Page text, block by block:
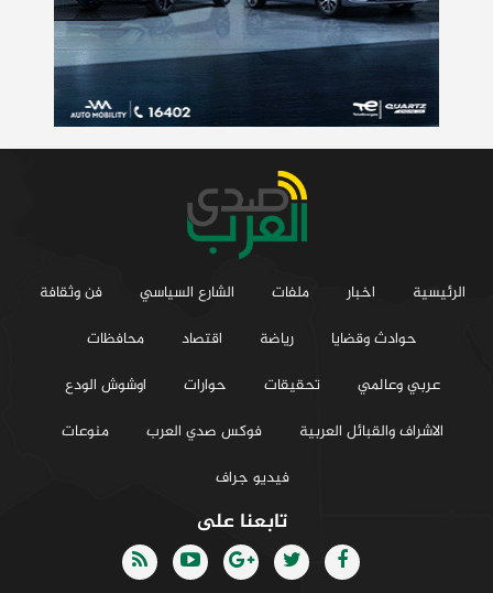
الرئيسية اخبار ملفات الشارع السياسي
فن وثقافة
حوادث وقضايا
رياضة اقتصاد
محافظات
عربي وعالمي
تحقيقات حوارات
اوشوش الودع
الاشراف والقبائل العربية
فوكس صدي العرب
منوعات
فيديو جراف
تابعنا على